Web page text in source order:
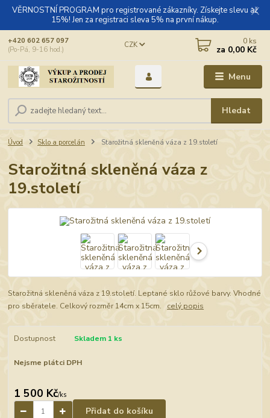
VĚRNOSTNÍ PROGRAM pro registrované zákazníky. Získejte slevu až
15%! Jen za registraci sleva 5% na první nákup.
Menu
CZK
Hledat
+420 602 657 097
(Po-Pá, 9-16 hod.)
0 ks
za 0,00 Kč
Úvod Sklo a porcelán Starožitná skleněná váza z 19.století
Starožitná skleněná váza z
19.století
Starožitná skleněná váza z 19.století. Leptané sklo růžové barvy. Vhodné
pro sběratele. Celkový rozměr 14cm x 15cm. celý popis
Dostupnost Skladem 1 ks
Nejsme plátci DPH
1 500 Kč/ks
Přidat do košíku